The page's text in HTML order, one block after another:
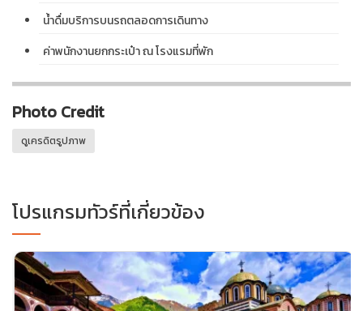
น้ำดื่มบริการบนรถตลอดการเดินทาง
ค่าพนักงานยกกระเป๋า ณ โรงแรมที่พัก
Photo Credit
ดูเครดิตรูปภาพ
โปรแกรมทัวร์ที่เกี่ยวข้อง